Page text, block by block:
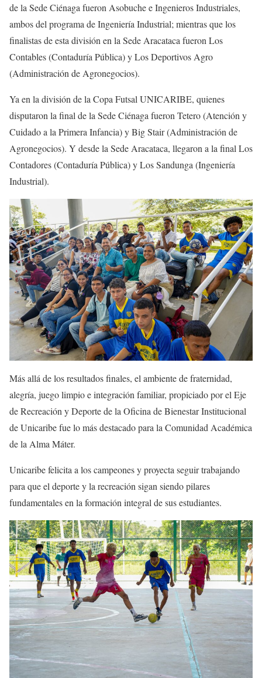
de la Sede Ciénaga fueron Asobuche e Ingenieros Industriales,
ambos del programa de Ingeniería Industrial; mientras que los
finalistas de esta división en la Sede Aracataca fueron Los
Contables (Contaduría Pública) y Los Deportivos Agro
(Administración de Agronegocios).
Ya en la división de la Copa Futsal UNICARIBE, quienes
disputaron la final de la Sede Ciénaga fueron Tetero (Atención y
Cuidado a la Primera Infancia) y Big Stair (Administración de
Agronegocios). Y desde la Sede Aracataca, llegaron a la final Los
Contadores (Contaduría Pública) y Los Sandunga (Ingeniería
Industrial).
Más allá de los resultados finales, el ambiente de fraternidad,
alegría, juego limpio e integración familiar, propiciado por el Eje
de Recreación y Deporte de la Oficina de Bienestar Institucional
de Unicaribe fue lo más destacado para la Comunidad Académica
de la Alma Máter.
Unicaribe felicita a los campeones y proyecta seguir trabajando
para que el deporte y la recreación sigan siendo pilares
fundamentales en la formación integral de sus estudiantes.